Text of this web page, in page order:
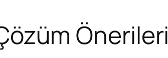
Önerileri